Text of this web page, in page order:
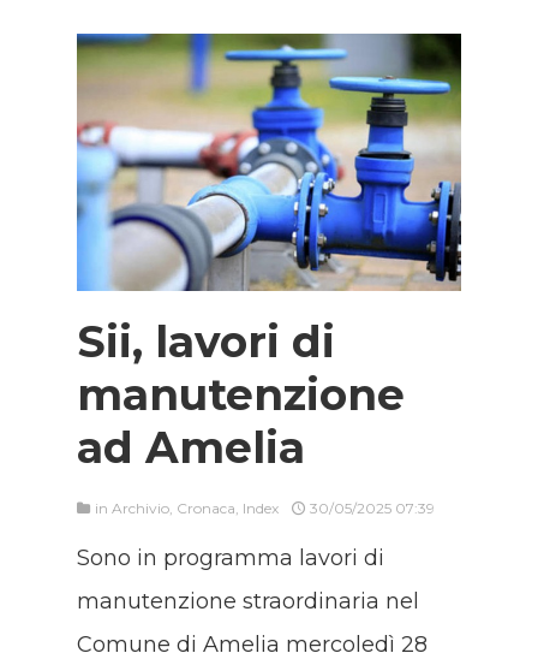
Sii, lavori di
manutenzione
ad Amelia
in Archivio Cronaca Index 30/05/2025 07:39
Sono in programma lavori di
manutenzione straordinaria nel
Comune di Amelia mercoledì 28